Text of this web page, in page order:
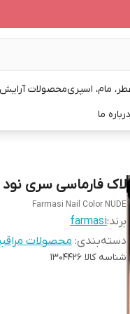
مام، اسپریمحصولات
درباره ما
لاک فارماسی سری نود کد
Farmasi Nail Color NUDE
برند:farmasi
دسته‌بندی: محصولات
شناسه کالا 1304426